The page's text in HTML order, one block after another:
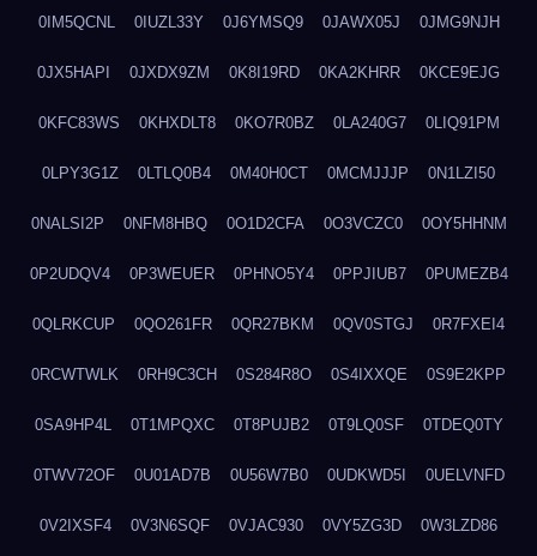
0IM5QCNL 0IUZL33Y 0J6YMSQ9 0JAWX05J 0JMG9NJH
0JX5HAPI 0JXDX9ZM 0K8I19RD 0KA2KHRR 0KCE9EJG
0KFC83WS 0KHXDLT8 0KO7R0BZ 0LA240G7 0LIQ91PM
0LPY3G1Z 0LTLQ0B4 0M40H0CT 0MCMJJJP 0N1LZI50
0NALSI2P 0NFM8HBQ 0O1D2CFA 0O3VCZC0 0OY5HHNM
0P2UDQV4 0P3WEUER 0PHNO5Y4 0PPJIUB7 0PUMEZB4
0QLRKCUP 0QO261FR 0QR27BKM 0QV0STGJ 0R7FXEI4
0RCWTWLK 0RH9C3CH 0S284R8O 0S4IXXQE 0S9E2KPP
0SA9HP4L 0T1MPQXC 0T8PUJB2 0T9LQ0SF 0TDEQ0TY
0TWV72OF 0U01AD7B 0U56W7B0 0UDKWD5I 0UELVNFD
0V2IXSF4 0V3N6SQF 0VJAC930 0VY5ZG3D 0W3LZD86